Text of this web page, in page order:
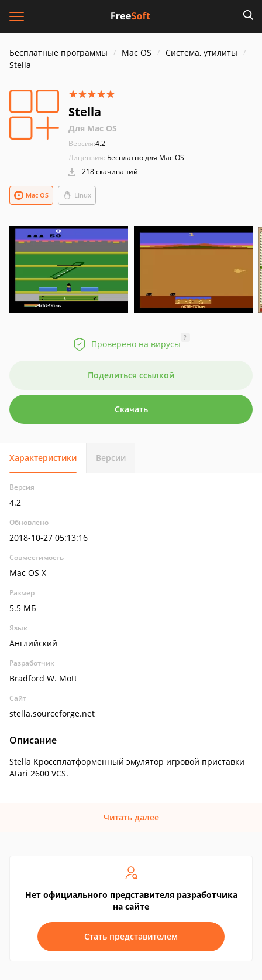
Бесплатные программы Mac OS
Система, утилиты
Stella
Stella
Для Mac OS
Версия:4.2
Лицензия: Бесплатно для Mac OS
218 скачиваний
Linux
Mac OS
Проверено на вирусы
?
Поделиться ссылкой
Скачать
Характеристики Версии
Версия
4.2
Обновлено
2018-10-27 05:13:16
Совместимость
Mac OS X
Размер
5.5 МБ
Язык
Английский
Разработчик
Bradford W. Mott
Сайт
stella.sourceforge.net
Описание
Stella Кроссплатформенный эмулятор игровой приставки
Atari 2600 VCS.
Читать далее
Нет официального представителя разработчика
на сайте
Стать представителем